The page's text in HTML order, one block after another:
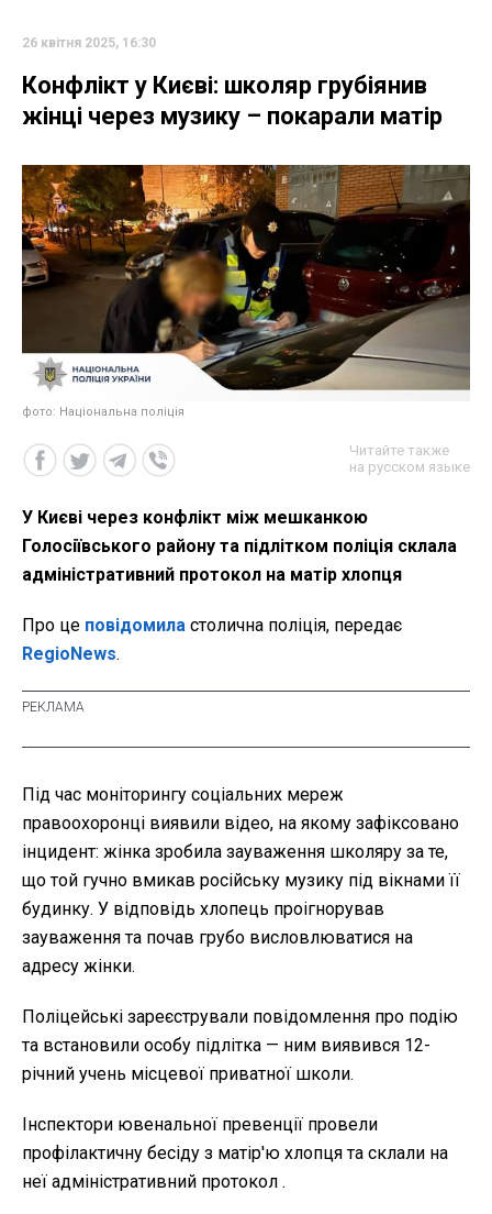
26 квітня 2025, 16:30
Конфлікт у Києві: школяр грубіянив
жінці через музику – покарали матір
фото: Національна поліція
Читайте также
на русском языке
У Києві через конфлікт між мешканкою
Голосіївського району та підлітком поліція склала
адміністративний протокол на матір хлопця
Про це повідомила столична поліція, передає
RegioNews.
Під час моніторингу соціальних мереж
правоохоронці виявили відео, на якому зафіксовано
інцидент: жінка зробила зауваження школяру за те,
що той гучно вмикав російську музику під вікнами її
будинку. У відповідь хлопець проігнорував
зауваження та почав грубо висловлюватися на
адресу жінки.
Поліцейські зареєстрували повідомлення про подію
та встановили особу підлітка — ним виявився 12-
річний учень місцевої приватної школи.
Інспектори ювенальної превенції провели
профілактичну бесіду з матір'ю хлопця та склали на
неї адміністративний протокол .